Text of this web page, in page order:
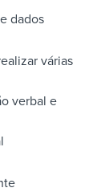
dados
várias
verbal e